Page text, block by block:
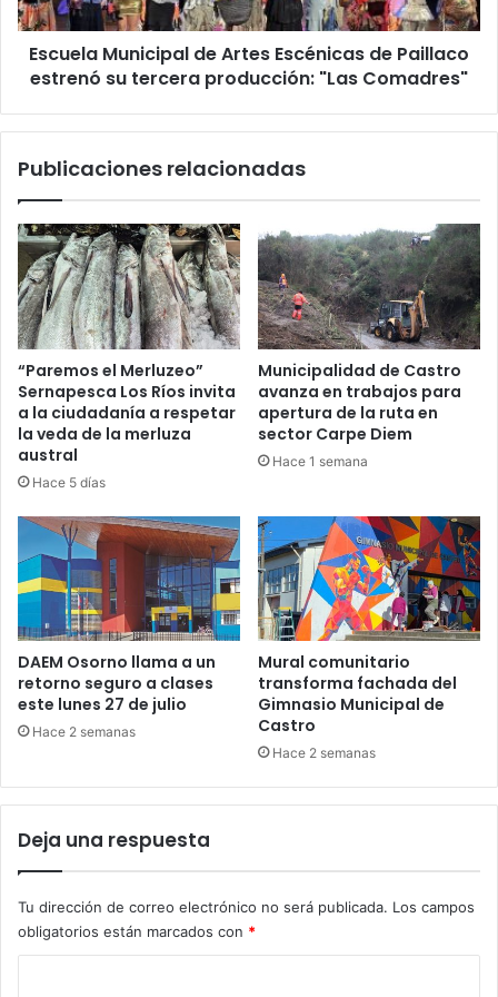
estrenó
su
tercera
producción:
Escuela Municipal de Artes Escénicas de Paillaco
estrenó su tercera producción: "Las Comadres"
Publicaciones relacionadas
“Paremos el Merluzeo”
Sernapesca Los Ríos invita
a la ciudadanía a respetar
la veda de la merluza
austral
Hace 5 días
Municipalidad de Castro
avanza en trabajos para
apertura de la ruta en
sector Carpe Diem
Hace 1 semana
DAEM Osorno llama a un
retorno seguro a clases
este lunes 27 de julio
Hace 2 semanas
Mural comunitario
transforma fachada del
Gimnasio Municipal de
Castro
Hace 2 semanas
Deja una respuesta
Tu dirección de correo electrónico no será publicada. Los campos
obligatorios están marcados con *